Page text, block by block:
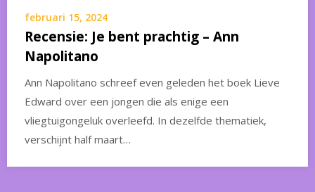
februari 15, 2024
Recensie: Je bent prachtig – Ann
Napolitano
Ann Napolitano schreef even geleden het boek Lieve
Edward over een jongen die als enige een
vliegtuigongeluk overleefd. In dezelfde thematiek,
verschijnt half maart…